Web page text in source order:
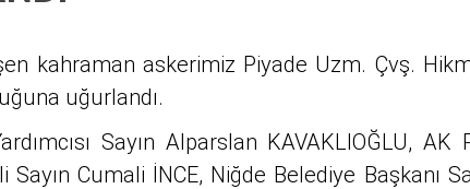
kahraman askerimiz Piyade Uzm. Çvş.
uğurlandı.
Sayın Alparslan KAVAKLIOĞLU, AK
Cumali İNCE, Niğde Belediye Başkanı